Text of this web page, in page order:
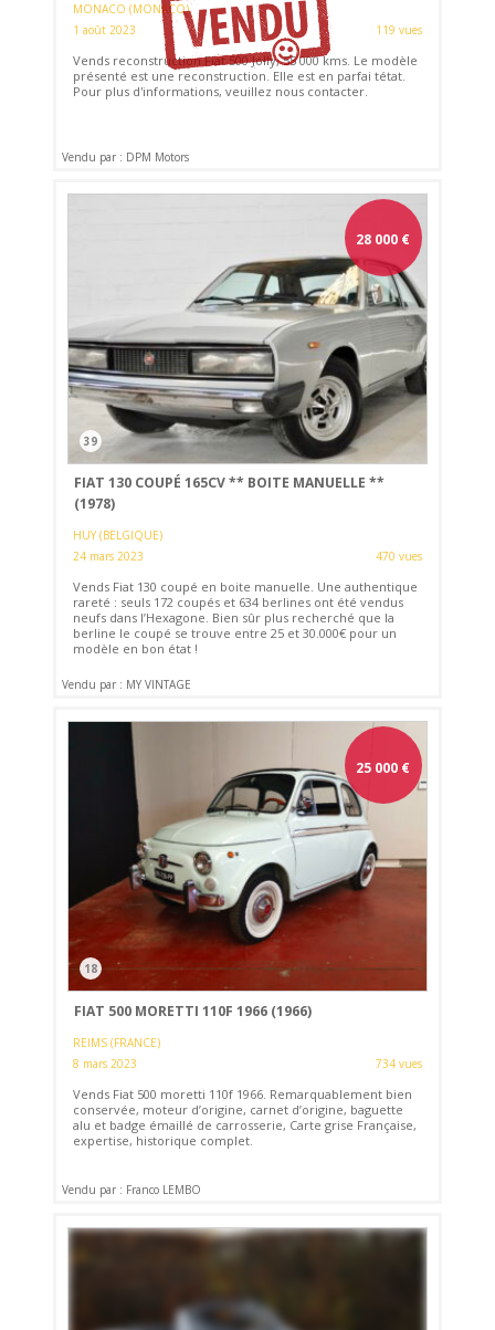
MONACO (MONACO)
1 août 2023
119 vues
Vends reconstruction Fiat 500 Jolly, 55 000 kms. Le modèle
présenté est une reconstruction. Elle est en parfai tétat.
Pour plus d'informations, veuillez nous contacter.
Vendu par : DPM Motors
28 000 €
39
FIAT 130 COUPÉ 165CV ** BOITE MANUELLE **
(1978)
HUY (BELGIQUE)
24 mars 2023
470 vues
Vends Fiat 130 coupé en boite manuelle. Une authentique
rareté : seuls 172 coupés et 634 berlines ont été vendus
neufs dans l’Hexagone. Bien sûr plus recherché que la
berline le coupé se trouve entre 25 et 30.000€ pour un
modèle en bon état !
Vendu par : MY VINTAGE
25 000 €
18
FIAT 500 MORETTI 110F 1966 (1966)
REIMS (FRANCE)
8 mars 2023
734 vues
Vends Fiat 500 moretti 110f 1966. Remarquablement bien
conservée, moteur d’origine, carnet d’origine, baguette
alu et badge émaillé de carrosserie, Carte grise Française,
expertise, historique complet.
Vendu par : Franco LEMBO